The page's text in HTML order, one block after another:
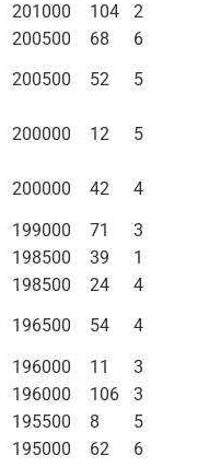
201000 104
2
200500 68
6
200500 52 5
200000 12 5
200000 42
4
199000 71
3
198500 39
1
198500 24
4
196500 54
4
196000 11
3
196000 106
3
195500 8
5
195000 62
6